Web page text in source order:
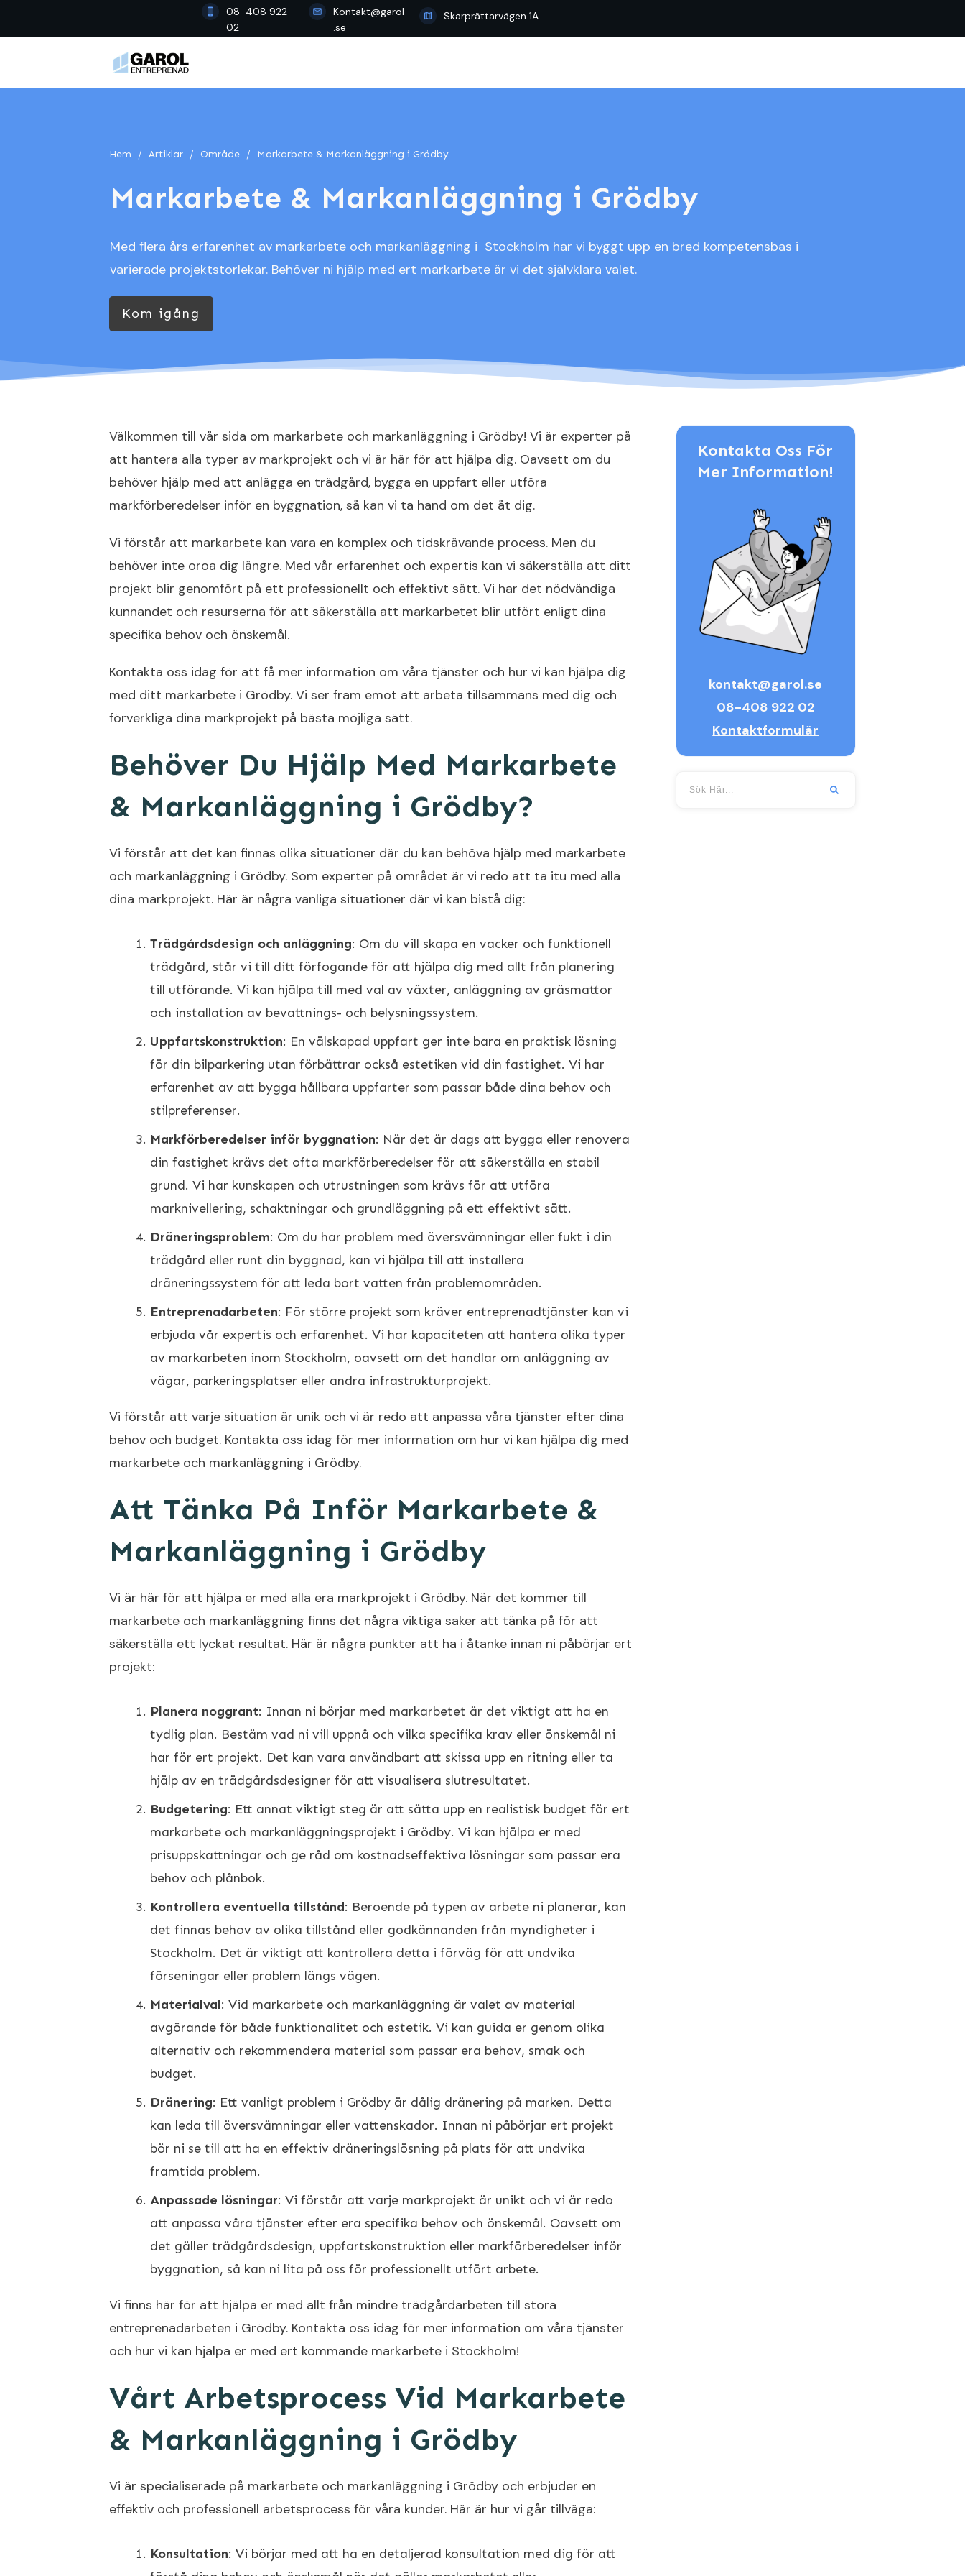
08-408 922
02
Kontakt@garol
.se
Skarprättarvägen 1A
Hem / Artiklar / Område / Markarbete & Markanläggning i Grödby
Markarbete & Markanläggning i Grödby
Med flera års erfarenhet av markarbete och markanläggning i Stockholm har vi byggt upp en bred kompetensbas i
varierade projektstorlekar. Behöver ni hjälp med ert markarbete är vi det självklara valet.
Kom igång
Välkommen till vår sida om markarbete och markanläggning i Grödby! Vi är experter på
att hantera alla typer av markprojekt och vi är här för att hjälpa dig. Oavsett om du
behöver hjälp med att anlägga en trädgård, bygga en uppfart eller utföra
markförberedelser inför en byggnation, så kan vi ta hand om det åt dig.
Vi förstår att markarbete kan vara en komplex och tidskrävande process. Men du
behöver inte oroa dig längre. Med vår erfarenhet och expertis kan vi säkerställa att ditt
projekt blir genomfört på ett professionellt och effektivt sätt. Vi har det nödvändiga
kunnandet och resurserna för att säkerställa att markarbetet blir utfört enligt dina
specifika behov och önskemål.
Kontakta oss idag för att få mer information om våra tjänster och hur vi kan hjälpa dig
med ditt markarbete i Grödby. Vi ser fram emot att arbeta tillsammans med dig och
förverkliga dina markprojekt på bästa möjliga sätt.
Behöver Du Hjälp Med Markarbete
& Markanläggning i Grödby?
Vi förstår att det kan finnas olika situationer där du kan behöva hjälp med markarbete
och markanläggning i Grödby. Som experter på området är vi redo att ta itu med alla
dina markprojekt. Här är några vanliga situationer där vi kan bistå dig:
Trädgårdsdesign och anläggning: Om du vill skapa en vacker och funktionell
trädgård, står vi till ditt förfogande för att hjälpa dig med allt från planering
till utförande. Vi kan hjälpa till med val av växter, anläggning av gräsmattor
och installation av bevattnings- och belysningssystem.
Uppfartskonstruktion: En välskapad uppfart ger inte bara en praktisk lösning
för din bilparkering utan förbättrar också estetiken vid din fastighet. Vi har
erfarenhet av att bygga hållbara uppfarter som passar både dina behov och
stilpreferenser.
Markförberedelser inför byggnation: När det är dags att bygga eller renovera
din fastighet krävs det ofta markförberedelser för att säkerställa en stabil
grund. Vi har kunskapen och utrustningen som krävs för att utföra
marknivellering, schaktningar och grundläggning på ett effektivt sätt.
Dräneringsproblem: Om du har problem med översvämningar eller fukt i din
trädgård eller runt din byggnad, kan vi hjälpa till att installera
dräneringssystem för att leda bort vatten från problemområden.
Entreprenadarbeten: För större projekt som kräver entreprenadtjänster kan vi
erbjuda vår expertis och erfarenhet. Vi har kapaciteten att hantera olika typer
av markarbeten inom Stockholm, oavsett om det handlar om anläggning av
vägar, parkeringsplatser eller andra infrastrukturprojekt.
Vi förstår att varje situation är unik och vi är redo att anpassa våra tjänster efter dina
behov och budget. Kontakta oss idag för mer information om hur vi kan hjälpa dig med
markarbete och markanläggning i Grödby.
Att Tänka På Inför Markarbete &
Markanläggning i Grödby
Vi är här för att hjälpa er med alla era markprojekt i Grödby. När det kommer till
markarbete och markanläggning finns det några viktiga saker att tänka på för att
säkerställa ett lyckat resultat. Här är några punkter att ha i åtanke innan ni påbörjar ert
projekt:
Planera noggrant: Innan ni börjar med markarbetet är det viktigt att ha en
tydlig plan. Bestäm vad ni vill uppnå och vilka specifika krav eller önskemål ni
har för ert projekt. Det kan vara användbart att skissa upp en ritning eller ta
hjälp av en trädgårdsdesigner för att visualisera slutresultatet.
Budgetering: Ett annat viktigt steg är att sätta upp en realistisk budget för ert
markarbete och markanläggningsprojekt i Grödby. Vi kan hjälpa er med
prisuppskattningar och ge råd om kostnadseffektiva lösningar som passar era
behov och plånbok.
Kontrollera eventuella tillstånd: Beroende på typen av arbete ni planerar, kan
det finnas behov av olika tillstånd eller godkännanden från myndigheter i
Stockholm. Det är viktigt att kontrollera detta i förväg för att undvika
förseningar eller problem längs vägen.
Materialval: Vid markarbete och markanläggning är valet av material
avgörande för både funktionalitet och estetik. Vi kan guida er genom olika
alternativ och rekommendera material som passar era behov, smak och
budget.
Dränering: Ett vanligt problem i Grödby är dålig dränering på marken. Detta
kan leda till översvämningar eller vattenskador. Innan ni påbörjar ert projekt
bör ni se till att ha en effektiv dräneringslösning på plats för att undvika
framtida problem.
Anpassade lösningar: Vi förstår att varje markprojekt är unikt och vi är redo
att anpassa våra tjänster efter era specifika behov och önskemål. Oavsett om
det gäller trädgårdsdesign, uppfartskonstruktion eller markförberedelser inför
byggnation, så kan ni lita på oss för professionellt utfört arbete.
Vi finns här för att hjälpa er med allt från mindre trädgårdarbeten till stora
entreprenadarbeten i Grödby. Kontakta oss idag för mer information om våra tjänster
och hur vi kan hjälpa er med ert kommande markarbete i Stockholm!
Vårt Arbetsprocess Vid Markarbete
& Markanläggning i Grödby
Vi är specialiserade på markarbete och markanläggning i Grödby och erbjuder en
effektiv och professionell arbetsprocess för våra kunder. Här är hur vi går tillväga:
Konsultation: Vi börjar med att ha en detaljerad konsultation med dig för att
Kontakta Oss För
Mer Information!
kontakt@garol.se
08-408 922 02
Kontaktformulär